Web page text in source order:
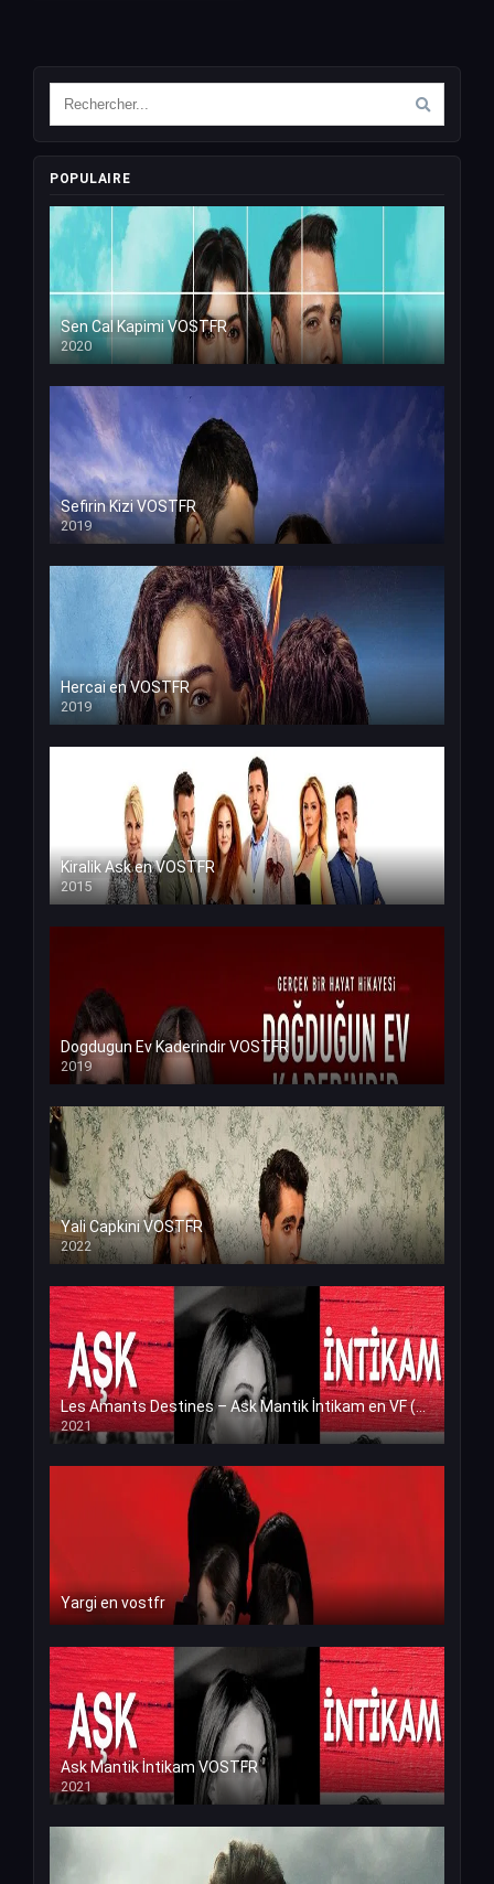
POPULAIRE
Sen Cal Kapimi VOSTFR
2020
Sefirin Kizi VOSTFR
2019
Hercai en VOSTFR
2019
Kiralik Ask en VOSTFR
2015
Dogdugun Ev Kaderindir VOSTFR
2019
Yali Capkini VOSTFR
2022
Les Amants Destines – Ask Mantik İntikam en VF (Voix Francaise)
2021
Yargi en vostfr
Ask Mantik İntikam VOSTFR
2021